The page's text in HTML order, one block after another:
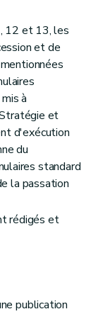
12 et 13, les
et de
à
et
d'exécution
du
standard
la passation
rédigés et
publication